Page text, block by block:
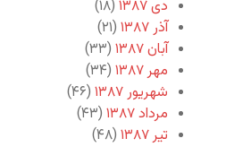
دی ۱۳۸۷
(۱۸)
آذر ۱۳۸۷
(۲۱)
آبان ۱۳۸۷
(۳۳)
مهر ۱۳۸۷
(۳۴)
شهریور ۱۳۸۷
(۴۶)
مرداد ۱۳۸۷
(۴۳)
تیر ۱۳۸۷
(۴۸)